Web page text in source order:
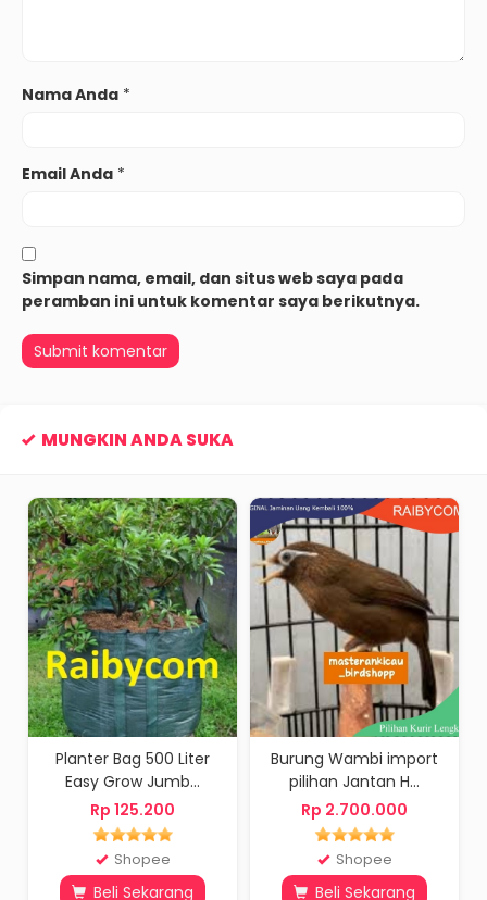
Nama Anda *
Email Anda *
Simpan nama, email, dan situs web saya pada
peramban ini untuk komentar saya berikutnya.
MUNGKIN ANDA SUKA
Planter Bag 500 Liter
Easy Grow Jumb...
Rp 125.200
Shopee
Beli Sekarang
Burung Wambi import
pilihan Jantan H...
Rp 2.700.000
Shopee
Beli Sekarang